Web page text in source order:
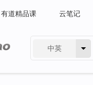
有道精品课 云笔记
中英